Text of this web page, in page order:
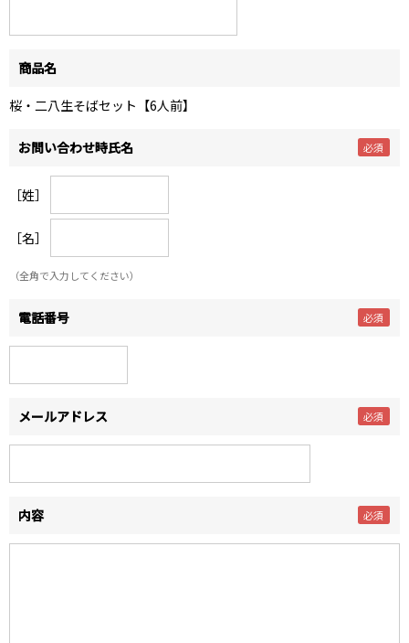
商品名
桜・二八生そばセット【6人前】
お問い合わせ時氏名
［姓］
［名］
（全角で入力してください）
電話番号
メールアドレス
内容